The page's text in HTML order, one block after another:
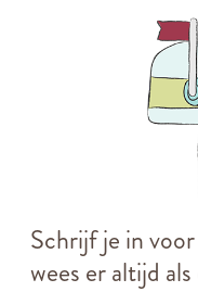
Schrijf je in
wees er altijd